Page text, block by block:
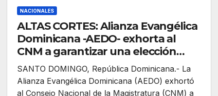
NACIONALES
ALTAS CORTES: Alianza Evangélica
Dominicana -AEDO- exhorta al
CNM a garantizar una elección
transparente, imparcial e
independiente de los nuevos
jueces de la Suprema Corte
SANTO DOMINGO, República Dominicana.- La
Alianza Evangélica Dominicana (AEDO) exhortó
al Consejo Nacional de la Magistratura (CNM) a